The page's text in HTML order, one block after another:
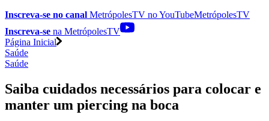
Inscreva-se no canal MetrópolesTV noYouTubeMetrópolesTV
Inscreva-se na MetrópolesTV
Página Inicial
Saúde
Saúde
Saiba cuidados necessários para colocar e
manter um piercing na boca